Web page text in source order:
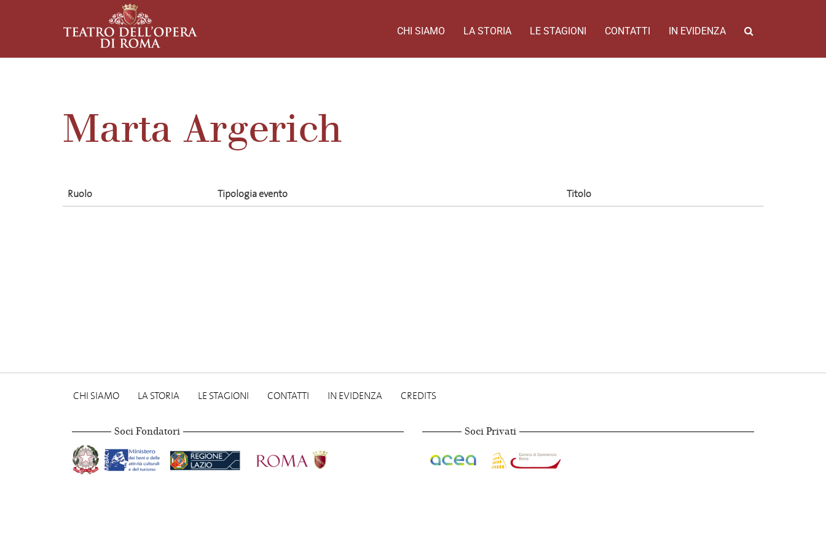
CHI SIAMO LA STORIA LE STAGIONI CONTATTI IN EVIDENZA
Marta Argerich
Ruolo Tipologia evento Titolo
CHI SIAMO LA STORIA LE STAGIONI CONTATTI IN EVIDENZA CREDITS
Soci Fondatori Soci Privati